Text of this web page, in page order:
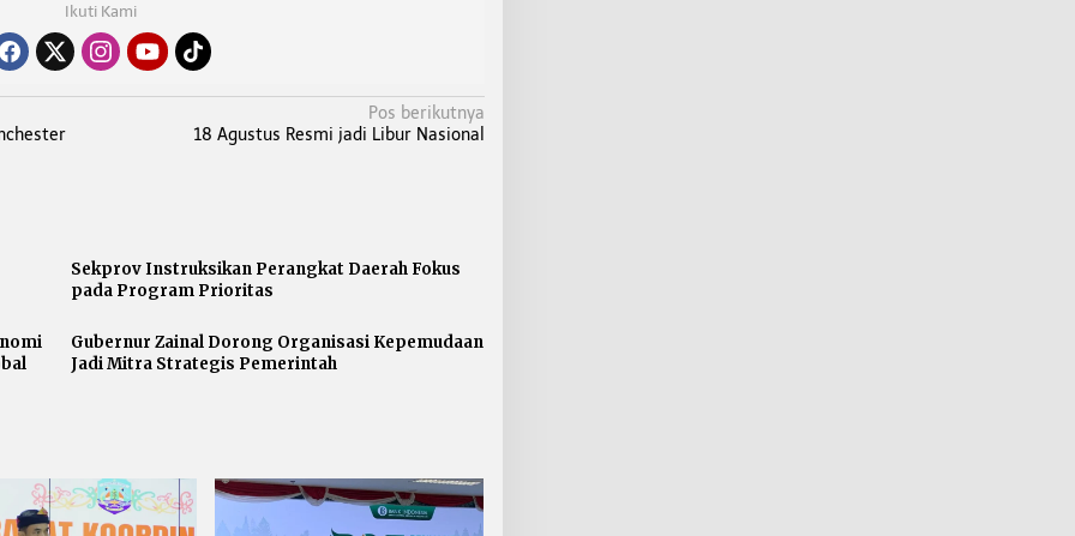
Ikuti Kami
Pos berikutnya
18 Agustus Resmi jadi Libur Nasional
Sekprov Instruksikan Perangkat Daerah Fokus
pada Program Prioritas
Gubernur Zainal Dorong Organisasi Kepemudaan
Jadi Mitra Strategis Pemerintah